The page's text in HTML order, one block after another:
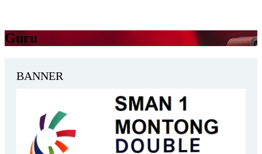
Guru
BANNER